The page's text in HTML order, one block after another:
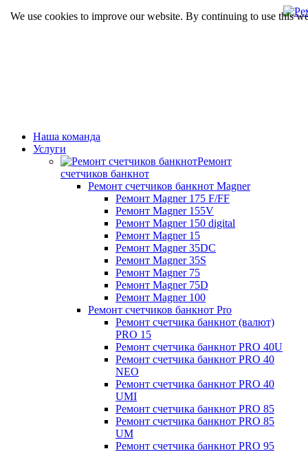
Наша команда
Услуги
Ремонт
счетчиков банкнот
Ремонт счетчиков банкнот Magner
Ремонт Magner 175 F/FF
Ремонт Magner 155V
Ремонт Magner 150 digital
Ремонт Magner 15
Ремонт Magner 35DC
Ремонт Magner 35S
Ремонт Magner 75
Ремонт Magner 75D
Ремонт Magner 100
Ремонт счетчиков банкнот Pro
Ремонт счетчика банкнот (валют)
PRO 15
Ремонт счетчика банкнот PRO 40U
Ремонт счетчика банкнот PRO 40
NEO
Ремонт счетчика банкнот PRO 40
UMI
Ремонт счетчика банкнот PRO 85
Ремонт счетчика банкнот PRO 85
UM
Ремонт счетчика банкнот PRO 95
We use cookies to improve our website. By continuing to use this